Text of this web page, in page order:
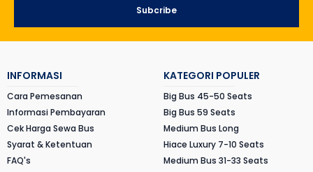
Subcribe
INFORMASI
Cara Pemesanan
Informasi Pembayaran
Cek Harga Sewa Bus
Syarat & Ketentuan
FAQ's
KATEGORI POPULER
Big Bus 45-50 Seats
Big Bus 59 Seats
Medium Bus Long
Hiace Luxury 7-10 Seats
Medium Bus 31-33 Seats